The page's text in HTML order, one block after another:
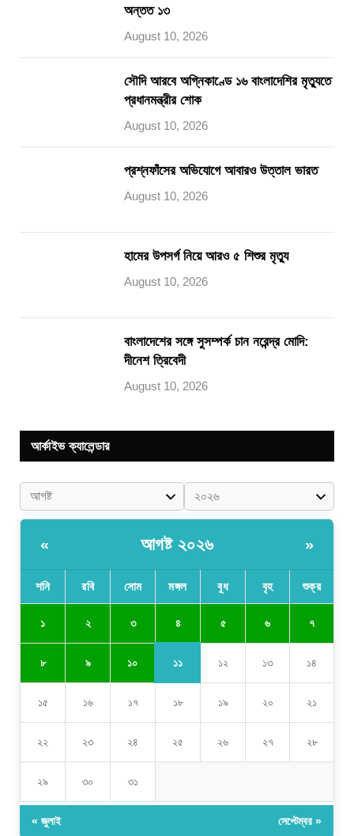
অন্তত ১৩
August 10, 2026
সৌদি আরবে অগ্নিকাণ্ডে ১৬ বাংলাদেশির মৃত্যুতে
প্রধানমন্ত্রীর শোক
August 10, 2026
প্রশ্নফাঁসের অভিযোগে আবারও উত্তাল ভারত
August 10, 2026
হামের উপসর্গ নিয়ে আরও ৫ শিশুর মৃত্যু
August 10, 2026
বাংলাদেশের সঙ্গে সুসম্পর্ক চান নরেন্দ্র মোদি:
দীনেশ ত্রিবেদী
August 10, 2026
আর্কাইভ ক্যালেন্ডার
« আগষ্ট ২০২৬ »
শনি রবি সোম মঙ্গল বুধ বৃহ শুক্র
১ ২ ৩ ৪ ৫ ৬ ৭
৮ ৯ ১০ ১১ ১২ ১৩ ১৪
১৫ ১৬ ১৭ ১৮ ১৯ ২০ ২১
২২ ২৩ ২৪ ২৫ ২৬ ২৭ ২৮
২৯ ৩০ ৩১
« জুলাই সেপ্টেম্বর »